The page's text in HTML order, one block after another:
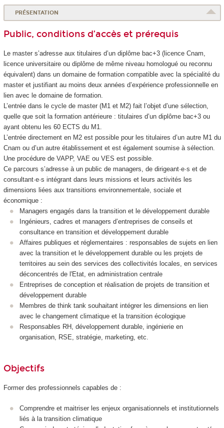
PRÉSENTATION
Public, conditions d’accès et prérequis
Le master s’adresse aux titulaires d’un diplôme bac+3 (licence Cnam,
licence universitaire ou diplôme de même niveau homologué ou reconnu
équivalent) dans un domaine de formation compatible avec la spécialité du
master et justifiant au moins deux années d’expérience professionnelle en
lien avec le domaine de formation.
L’entrée dans le cycle de master (M1 et M2) fait l’objet d’une sélection,
quelle que soit la formation antérieure : titulaires d’un diplôme bac+3 ou
ayant obtenu les 60 ECTS du M1.
L’entrée directement en M2 est possible pour les titulaires d’un autre M1 du
Cnam ou d’un autre établissement et est également soumise à sélection.
Une procédure de VAPP, VAE ou VES est possible.
Ce parcours s’adresse à un public de managers, de dirigeant·e·s et de
consultant·e·s intégrant dans leurs missions et leurs activités les
dimensions liées aux transitions environnementale, sociale et
économique :
Managers engagés dans la transition et le développement durable
Ingénieurs, cadres et managers d’entreprises de conseils et
consultance en transition et développement durable
Affaires publiques et réglementaires : responsables de sujets en lien
avec la transition et le développement durable ou les projets de
territoires au sein des services des collectivités locales, en services
déconcentrés de l'Etat, en administration centrale
Entreprises de conception et réalisation de projets de transition et
développement durable
Membres de think tank souhaitant intégrer les dimensions en lien
avec le changement climatique et la transition écologique
Responsables RH, développement durable, ingénierie en
organisation, RSE, stratégie, marketing, etc.
Objectifs
Former des professionnels capables de :
Comprendre et maitriser les enjeux organisationnels et institutionnels
liés à la transition climatique